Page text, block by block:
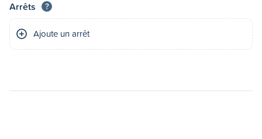
Arrêts ?
Ajoute un arrêt